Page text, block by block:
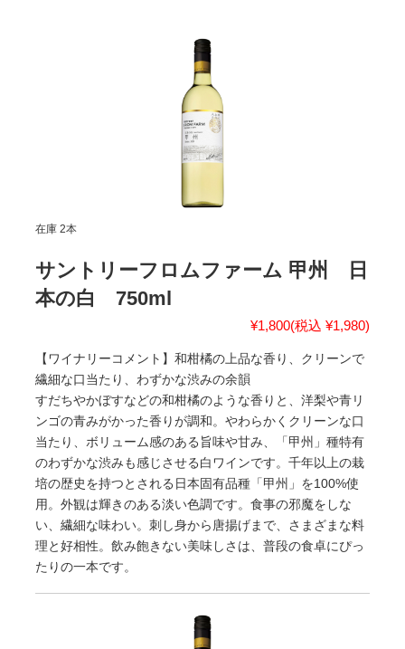
在庫 2本
サントリーフロムファーム 甲州 日
本の白 750ml
¥1,800(税込 ¥1,980)
【ワイナリーコメント】和柑橘の上品な香り、クリーンで
繊細な口当たり、わずかな渋みの余韻
すだちやかぼすなどの和柑橘のような香りと、洋梨や青リ
ンゴの青みがかった香りが調和。やわらかくクリーンな口
当たり、ボリューム感のある旨味や甘み、「甲州」種特有
のわずかな渋みも感じさせる白ワインです。千年以上の栽
培の歴史を持つとされる日本固有品種「甲州」を100%使
用。外観は輝きのある淡い色調です。食事の邪魔をしな
い、繊細な味わい。刺し身から唐揚げまで、さまざまな料
理と好相性。飲み飽きない美味しさは、普段の食卓にぴっ
たりの一本です。